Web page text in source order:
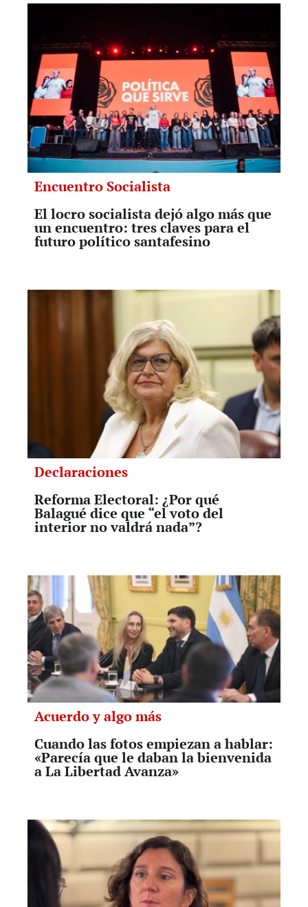
Encuentro Socialista
El locro socialista dejó algo más que
un encuentro: tres claves para el
futuro político santafesino
Declaraciones
Reforma Electoral: ¿Por qué
Balagué dice que “el voto del
interior no valdrá nada”?
Acuerdo y algo más
Cuando las fotos empiezan a hablar:
«Parecía que le daban la bienvenida
a La Libertad Avanza»